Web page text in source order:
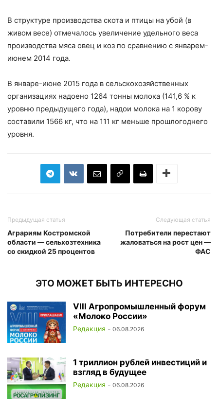
В структуре производства скота и птицы на убой (в
живом весе) отмечалось увеличение удельного веса
производства мяса овец и коз по сравнению с январем-
июнем 2014 года.
В январе-июне 2015 года в сельскохозяйственных
организациях надоено 1264 тонны молока (141,6 % к
уровню предыдущего года), надои молока на 1 корову
составили 1566 кг, что на 111 кг меньше прошлогоднего
уровня.
Предыдущая статья
Аграриям Костромской
области — сельхозтехника
со скидкой 25 процентов
Следующая статья
Потребители перестают
жаловаться на рост цен —
ФАС
ЭТО МОЖЕТ БЫТЬ ИНТЕРЕСНО
VIII Агропромышленный форум
«Молоко России»
Редакция - 06.08.2026
1 триллион рублей инвестиций и
взгляд в будущее
Редакция - 06.08.2026